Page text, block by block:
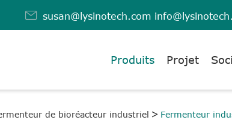
 susan@lysinotech.com
Produits Projet
de bioréacteur industriel Fermenteur